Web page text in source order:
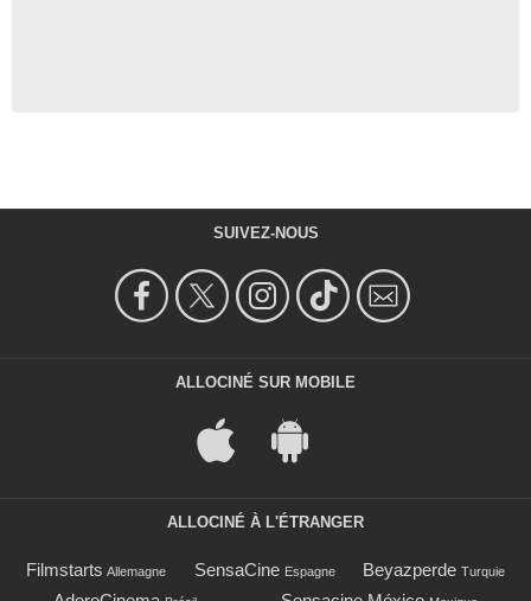
SUIVEZ-NOUS
ALLOCINÉ SUR MOBILE
ALLOCINÉ À L'ÉTRANGER
Filmstarts Allemagne SensaCine Espagne Beyazperde Turquie